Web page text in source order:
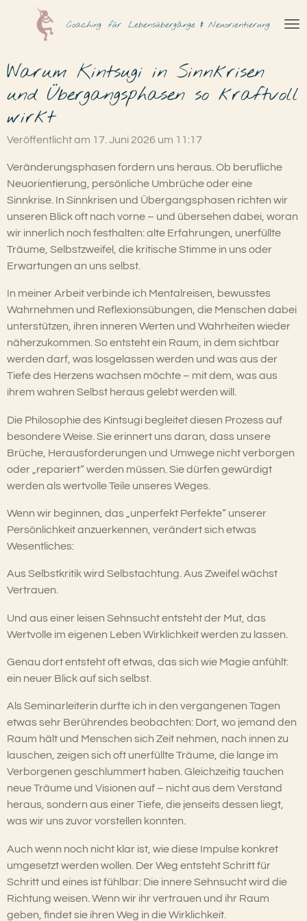
Hauptinhalt Coaching für Lebensübergänge & Neuorientierung
Warum Kintsugi in Sinnkrisen
und Übergangsphasen so kraftvoll
wirkt
Veröffentlicht am 17. Juni 2026 um 11:17
Veränderungsphasen fordern uns heraus. Ob berufliche
Neuorientierung, persönliche Umbrüche oder eine
Sinnkrise. In Sinnkrisen und Übergangsphasen richten wir
unseren Blick oft nach vorne – und übersehen dabei, woran
wir innerlich noch festhalten: alte Erfahrungen, unerfüllte
Träume, Selbstzweifel, die kritische Stimme in uns oder
Erwartungen an uns selbst.
In meiner Arbeit verbinde ich Mentalreisen, bewusstes
Wahrnehmen und Reflexionsübungen, die Menschen dabei
unterstützen, ihren inneren Werten und Wahrheiten wieder
näherzukommen. So entsteht ein Raum, in dem sichtbar
werden darf, was losgelassen werden und was aus der
Tiefe des Herzens wachsen möchte – mit dem, was aus
ihrem wahren Selbst heraus gelebt werden will.
Die Philosophie des Kintsugi begleitet diesen Prozess auf
besondere Weise. Sie erinnert uns daran, dass unsere
Brüche, Herausforderungen und Umwege nicht verborgen
oder „repariert“ werden müssen. Sie dürfen gewürdigt
werden als wertvolle Teile unseres Weges.
Wenn wir beginnen, das „unperfekt Perfekte“ unserer
Persönlichkeit anzuerkennen, verändert sich etwas
Wesentliches:
Aus Selbstkritik wird Selbstachtung. Aus Zweifel wächst
Vertrauen.
Und aus einer leisen Sehnsucht entsteht der Mut, das
Wertvolle im eigenen Leben Wirklichkeit werden zu lassen.
Genau dort entsteht oft etwas, das sich wie Magie anfühlt:
ein neuer Blick auf sich selbst.
Als Seminarleiterin durfte ich in den vergangenen Tagen
etwas sehr Berührendes beobachten: Dort, wo jemand den
Raum hält und Menschen sich Zeit nehmen, nach innen zu
lauschen, zeigen sich oft unerfüllte Träume, die lange im
Verborgenen geschlummert haben. Gleichzeitig tauchen
neue Träume und Visionen auf – nicht aus dem Verstand
heraus, sondern aus einer Tiefe, die jenseits dessen liegt,
was wir uns zuvor vorstellen konnten.
Auch wenn noch nicht klar ist, wie diese Impulse konkret
umgesetzt werden wollen. Der Weg entsteht Schritt für
Schritt und eines ist fühlbar: Die innere Sehnsucht wird die
Richtung weisen. Wenn wir ihr vertrauen und ihr Raum
geben, findet sie ihren Weg in die Wirklichkeit.